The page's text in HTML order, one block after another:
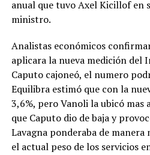
anual que tuvo Axel Kicillof en
ministro.
Analistas económicos
aplicara la nueva medición del
Caputo cajoneó, el numero
Equilibra estimó que con la
3,6%, pero Vanoli la ubicó mas
que Caputo dio de baja y
Lavagna ponderaba de manera
el actual peso de los servicios